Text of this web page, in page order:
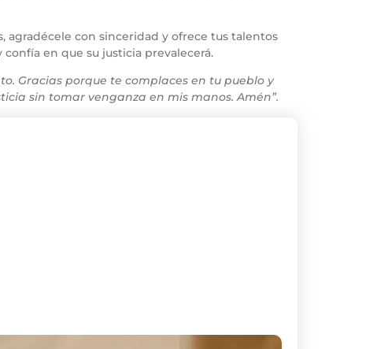
agradécele con sinceridad y ofrece tus talentos
en que su justicia prevalecerá.
Gracias porque te complaces en tu pueblo y
sin tomar venganza en mis manos. Amén”.